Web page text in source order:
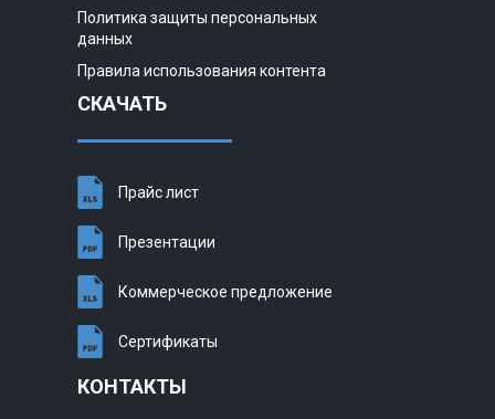
Политика защиты персональных
данных
Правила использования контента
СКАЧАТЬ
Прайс лист
Презентации
Коммерческое предложение
Сертификаты
КОНТАКТЫ